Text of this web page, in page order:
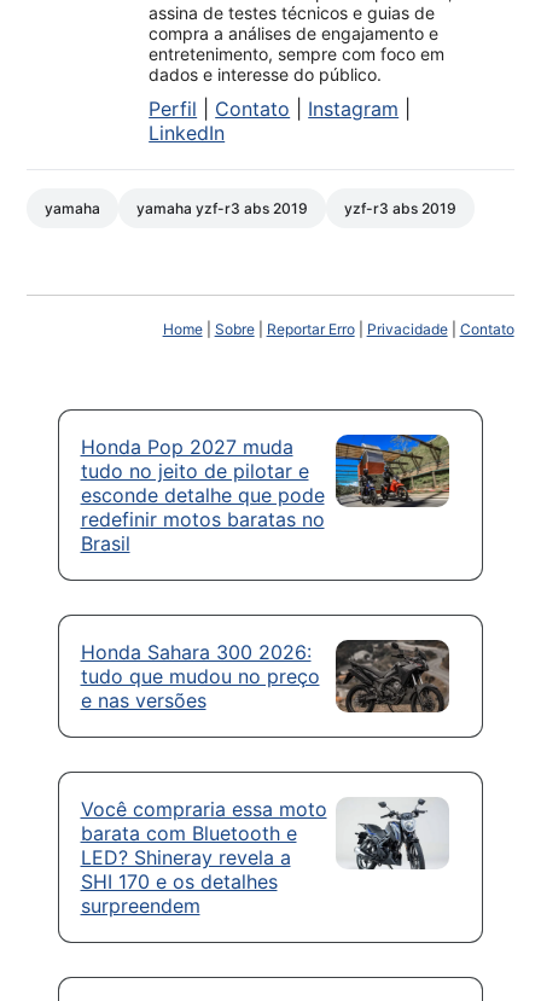
assina de testes técnicos e guias de
compra a análises de engajamento e
entretenimento, sempre com foco em
dados e interesse do público.
Perfil Contato Instagram
LinkedIn
yamaha yamaha yzf-r3 abs 2019 yzf-r3 abs 2019
Home| Sobre| Reportar Erro| Privacidade| Contato
Honda Pop 2027 muda
tudo no jeito de pilotar e
esconde detalhe que pode
redefinir motos baratas no
Brasil
Honda Sahara 300 2026:
tudo que mudou no preço
e nas versões
Você compraria essa moto
barata com Bluetooth e
LED? Shineray revela a
SHI 170 e os detalhes
surpreendem